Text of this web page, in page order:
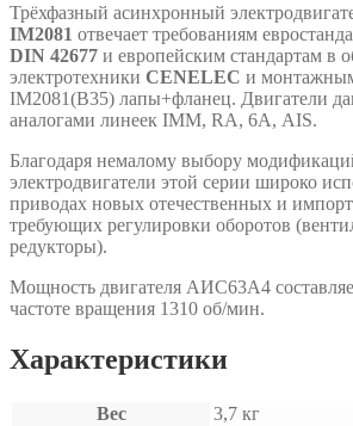
Трёхфазный асинхронный
IM2081 отвечает требованиям
DIN 42677 и европейским стандартам в
электротехники CENELEC и
IM2081(B35) лапы+фланец. Двигатели
аналогами линеек IMM, RA, 6A, АIS.
Благодаря немалому выбору
электродвигатели этой серии широко
приводах новых отечественных и
требующих регулировки оборотов
редукторы).
Мощность двигателя АИС63А4
частоте вращения 1310 об/мин.
Характеристики
Вес
3,7 кг